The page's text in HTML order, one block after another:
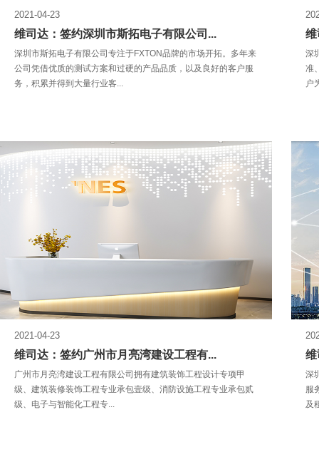
2021-04-23
维司达：签约深圳市斯拓电子有限公司...
深圳市斯拓电子有限公司专注于FXTON品牌的市场开拓。多年来
公司凭借优质的测试方案和过硬的产品品质，以及良好的客户服
务，积累并得到大量行业客...
维
深
准
户
2021-04-23
维司达：签约广州市月亮湾建设工程有...
广州市月亮湾建设工程有限公司拥有​建筑装饰工程设计专项甲
级、建筑装修装饰工程专业承包壹级、消防设施工程专业承包贰
级、电子与智能化工程专...
维
深
服
及